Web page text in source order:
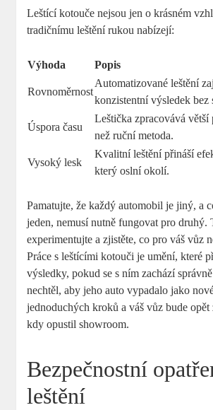
Leštící kotouče nejsou jen o krásném
tradičnímu leštění rukou nabízejí:
Výhoda Popis
Rovnoměrnost
Automatizované leštění
konzistentní výsledek bez
Úspora času
Leštička zpracovává
než ruční metoda.
Vysoký lesk
Kvalitní leštění přináší
který oslní okolí.
Pamatujte, že každý automobil je jiný, a
jeden, nemusí nutně fungovat pro druhý.
experimentujte a zjistěte, co pro váš vůz
Práce s leštícími kotouči je umění, které
výsledky, pokud se s ním zachází
nechtěl, aby jeho auto vypadalo jako
jednoduchých kroků a váš vůz bude
kdy opustil showroom.
Bezpečnostní
leštění